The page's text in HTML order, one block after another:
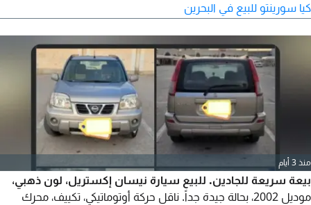
كيا سورينتو للبيع في البحرين
منذ 3 أيام
بيعة سريعة للجادين. للبيع سيارة نيسان إكستريل، لون ذهبي،
موديل 2002، بحالة جيدة جداً. ناقل حركة أوتوماتيكي، تكييف، محرك